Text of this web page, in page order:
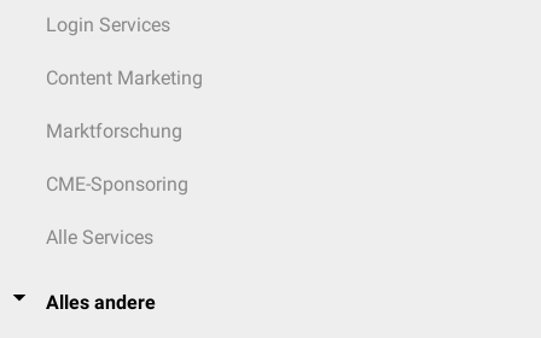
Login Services
Content Marketing
Marktforschung
CME-Sponsoring
Alle Services
Alles andere